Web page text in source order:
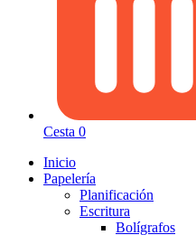
Cesta 0
Inicio
Papelería
Planificación
Escritura
Bolígrafos